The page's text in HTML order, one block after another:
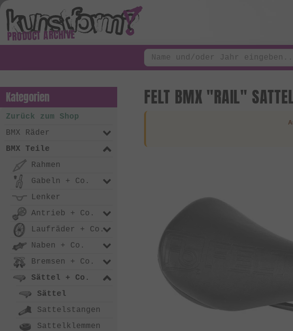
PRODUCT ARCHIVE
FELT BMX "RAIL"
Kategorien
Zurück zum Shop
BMX Räder
BMX Teile
Rahmen
Gabeln + Co.
Lenker
Antrieb + Co.
Laufräder + Co.
Naben + Co.
Bremsen + Co.
Sättel + Co.
Sättel
Sattelstangen
Sattelklemmen